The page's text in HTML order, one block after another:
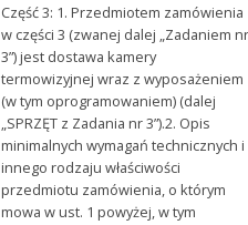
Część 3: 1. Przedmiotem zamówienia
w części 3 (zwanej dalej „Zadaniem
3”) jest dostawa kamery
termowizyjnej wraz z wyposażeniem
(w tym oprogramowaniem) (dalej
„SPRZĘT z Zadania nr 3”).2. Opis
minimalnych wymagań technicznych i
innego rodzaju właściwości
przedmiotu zamówienia, o którym
mowa w ust. 1 powyżej, w tym